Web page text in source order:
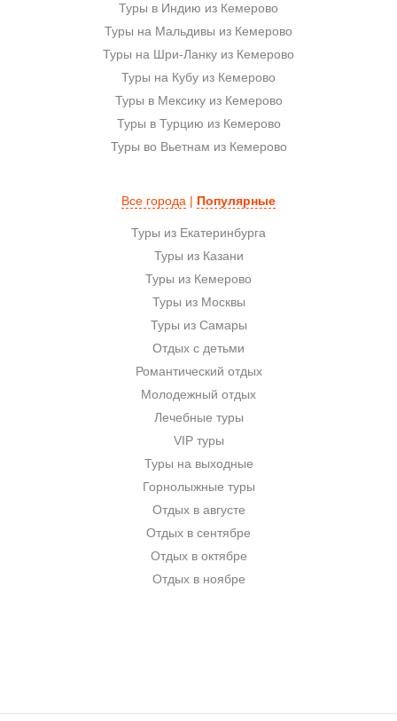
Туры в Индию из Кемерово
Туры на Мальдивы из Кемерово
Туры на Шри-Ланку из Кемерово
Туры на Кубу из Кемерово
Туры в Мексику из Кемерово
Туры в Турцию из Кемерово
Туры во Вьетнам из Кемерово
Все города | Популярные
Туры из Екатеринбурга
Туры из Казани
Туры из Кемерово
Туры из Москвы
Туры из Самары
Отдых с детьми
Романтический отдых
Молодежный отдых
Лечебные туры
VIP туры
Туры на выходные
Горнолыжные туры
Отдых в августе
Отдых в сентябре
Отдых в октябре
Отдых в ноябре